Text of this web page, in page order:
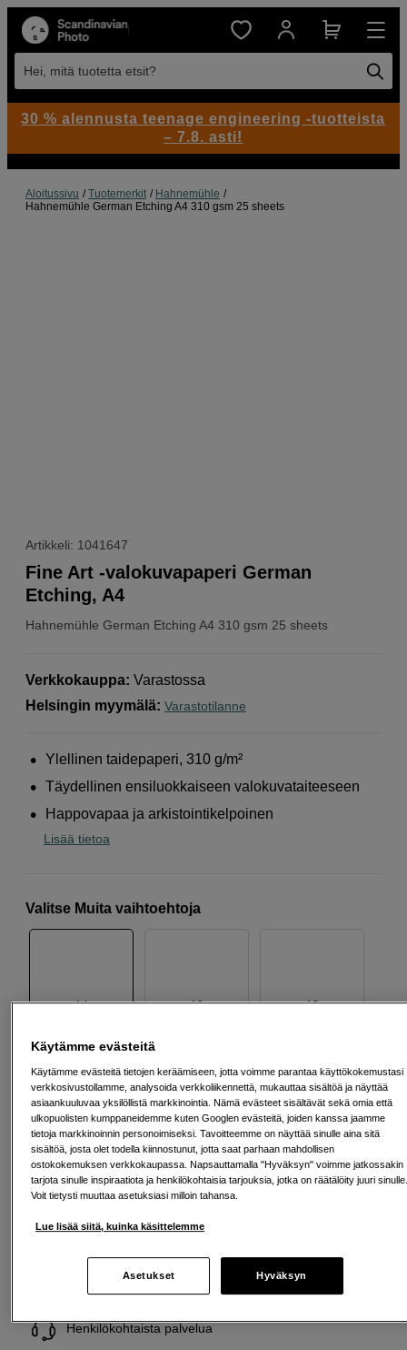
Hei, mitä tuotetta etsit?
Aloitussivu Tuotemerkit
Hahnemühle
Hahnemühle German Etching A4 310 gsm 25 sheets
Artikkeli: 1041647
Hahnemühle German Etching A4 310 gsm 25 sheets
Fine Art -valokuvapaperi German
Etching, A4
Verkkokauppa: Varastossa
Helsingin myymälä: Varastotilanne
Ylellinen taidepaperi, 310 g/m²
Täydellinen ensiluokkaiseen valokuvataiteeseen
Happovapaa ja arkistointikelpoinen
Lisää tietoa
Valitse Muita vaihtoehtoja
A4 A3 A2
49 EUR
Maksa heti tai jaa useampaan osamaksuun Lue lisää
Määrä
Lisää ostoskoriin
Ilmainen toimitus yli 200 EUR ostoksille
Osta nyt ja maksa myöhemmin
Henkilökohtaista palvelua
30 % alennusta teenage engineering -tuotteista
– 7.8. asti!
Käytämme evästeitä
Käytämme evästeitä tietojen keräämiseen, jotta voimme parantaa käyttökokemustasi
verkkosivustollamme, analysoida verkkoliikennettä, mukauttaa sisältöä ja näyttää
asiaankuuluvaa yksilöllistä markkinointia. Nämä evästeet sisältävät sekä omia että
ulkopuolisten kumppaneidemme kuten Googlen evästeitä, joiden kanssa jaamme
tietoja markkinoinnin personoimiseksi. Tavoitteemme on näyttää sinulle aina sitä
sisältöä, josta olet todella kiinnostunut, jotta saat parhaan mahdollisen
ostokokemuksen verkkokaupassa. Napsauttamalla "Hyväksyn" voimme jatkossakin
tarjota sinulle inspiraatiota ja henkilökohtaisia tarjouksia, jotka on räätälöity juuri
Voit tietysti muuttaa asetuksiasi milloin tahansa.
Lue lisää siitä, kuinka käsittelemme
Asetukset Hyväksyn